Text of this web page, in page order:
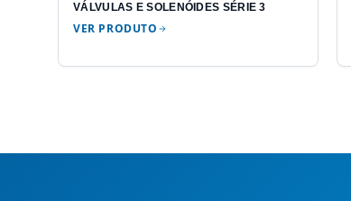
VÁLVULAS E SOLENÓIDES SÉRIE 3
VER PRODUTO